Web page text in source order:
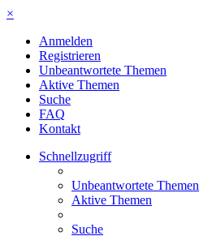
×
Anmelden
Registrieren
Unbeantwortete Themen
Aktive Themen
Suche
FAQ
Kontakt
Schnellzugriff
Unbeantwortete Themen
Aktive Themen
Suche